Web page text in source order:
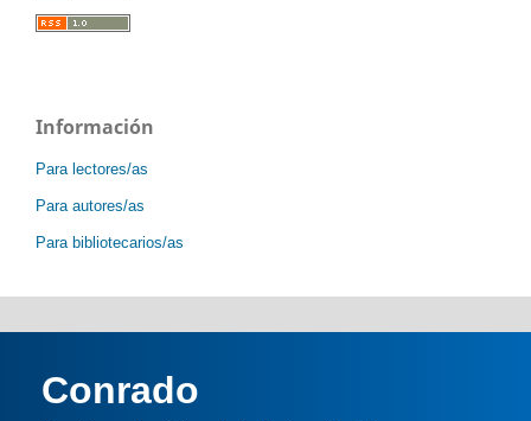
Información
Para lectores/as
Para autores/as
Para bibliotecarios/as
Conrado